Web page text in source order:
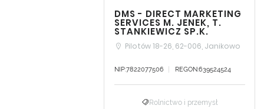
DMS - DIRECT MARKETING
SERVICES M. JENEK, T.
STANKIEWICZ SP.K.
Pilotów 18-26, 62-006, Janikowo
NIP:7822077506 REGON:639524524
Rolnictwo i przemysł